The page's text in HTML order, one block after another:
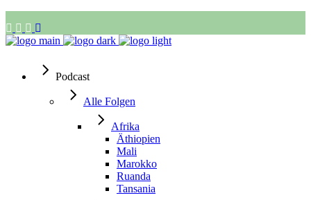
Podcast
Alle Folgen
Afrika
Äthiopien
Mali
Marokko
Ruanda
Tansania